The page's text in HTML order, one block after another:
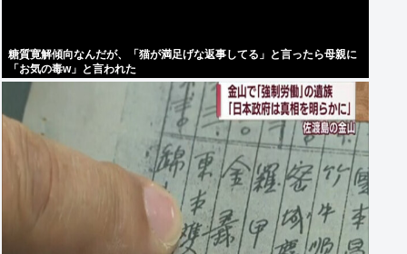
糖質寛解傾向なんだが、「猫が満足げな返事してる」と言ったら母親に
「お気の毒w」と言われた